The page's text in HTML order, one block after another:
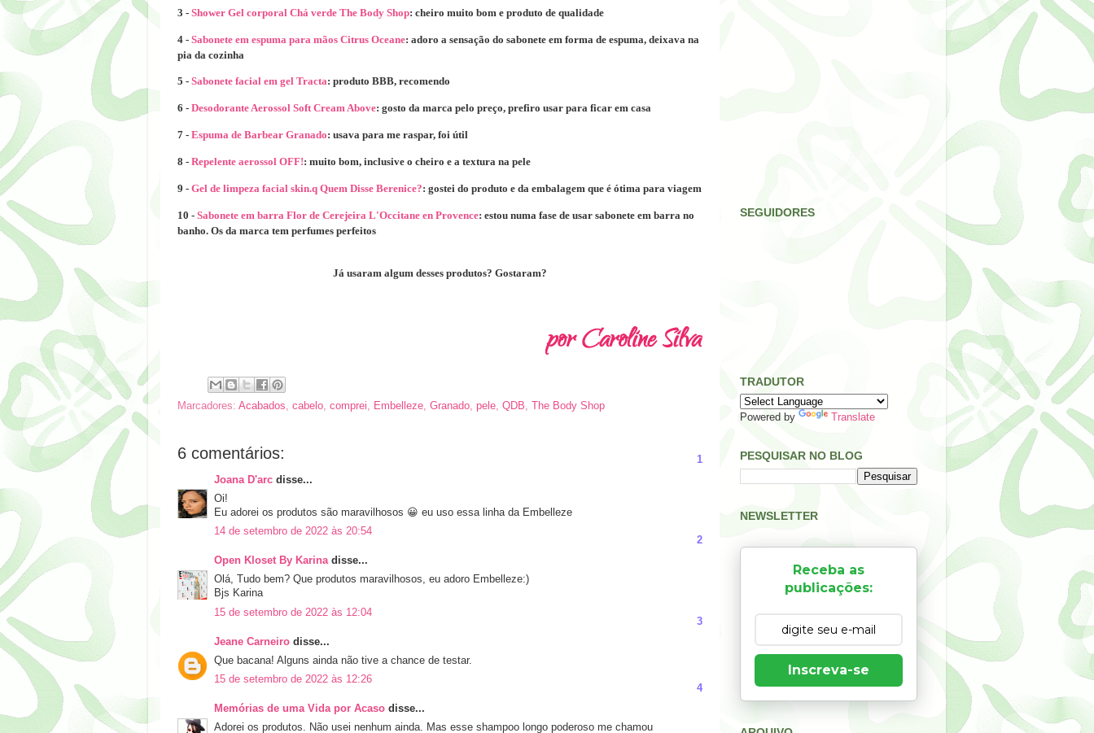
3 - Shower Gel corporal Chá verde The Body Shop: cheiro muito bom e produto de qualidade
4 - Sabonete em espuma para mãos Citrus Oceane: adoro a sensação do sabonete em forma de espuma, deixava na
pia da cozinha
5 - Sabonete facial em gel Tracta: produto BBB, recomendo
6 - Desodorante Aerossol Soft Cream Above: gosto da marca pelo preço, prefiro usar para ficar em casa
7 - Espuma de Barbear Granado: usava para me raspar, foi útil
8 - Repelente aerossol OFF!: muito bom, inclusive o cheiro e a textura na pele
9 - Gel de limpeza facial skin.q Quem Disse Berenice?: gostei do produto e da embalagem que é ótima para viagem
10 - Sabonete em barra Flor de Cerejeira L'Occitane en Provence: estou numa fase de usar sabonete em barra no
banho. Os da marca tem perfumes perfeitos
Já usaram algum desses produtos? Gostaram?
Marcadores: Acabados, cabelo, comprei, Embelleze, Granado, pele, QDB, The Body Shop
6 comentários:
Joana D'arc disse...
1
Oi!
Eu adorei os produtos são maravilhosos 😀 eu uso essa linha da Embelleze
14 de setembro de 2022 às 20:54
Open Kloset By Karinadisse...
2
Olá, Tudo bem? Que produtos maravilhosos, eu adoro Embelleze:)
Bjs Karina
15 de setembro de 2022 às 12:04
Jeane Carneiro disse...
3
Que bacana! Alguns ainda não tive a chance de testar.
15 de setembro de 2022 às 12:26
Memórias de uma Vida por Acaso disse...
4
Adorei os produtos. Não usei nenhum ainda. Mas esse shampoo longo poderoso me chamou
SEGUIDORES
TRADUTOR
Powered by Translate
PESQUISAR NO BLOG
NEWSLETTER
Receba as
publicações:
Inscreva-se